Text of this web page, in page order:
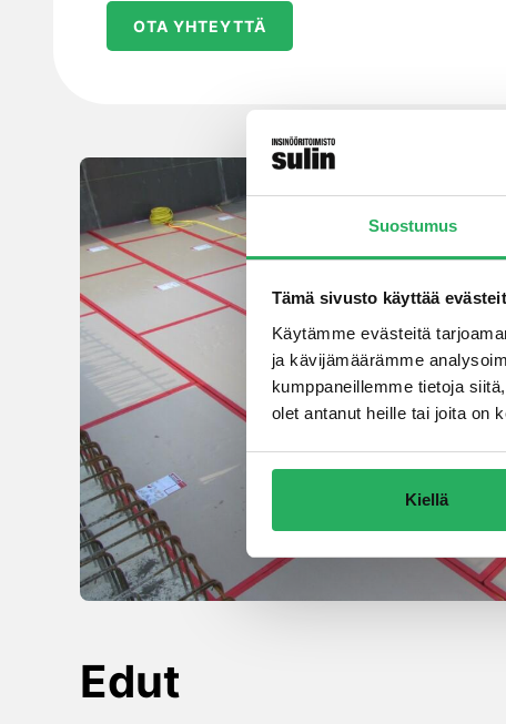
Suostumus
Tämä sivusto käyttää
Käytämme evästeitä
ja kävijämäärämme
kumppaneillemme tietoja
olet antanut heille tai joita on
Kiellä
OTA YHTEYTTÄ
Edut